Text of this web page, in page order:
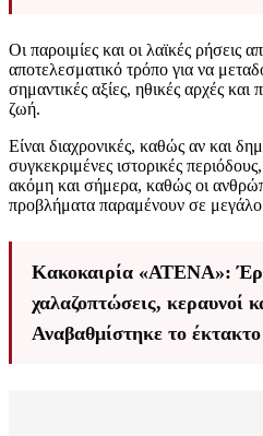
Οι παροιμίες και οι λαϊκές ρήσεις
αποτελεσματικό τρόπο για να
σημαντικές αξίες, ηθικές αρχές και
ζωή.
Είναι διαχρονικές, καθώς αν και
συγκεκριμένες ιστορικές
ακόμη και σήμερα, καθώς οι
προβλήματα παραμένουν σε μεγάλο
Κακοκαιρία «ΑΤΕΝΑ»:
χαλαζοπτώσεις, κεραυνοί
Αναβαθμίστηκε το